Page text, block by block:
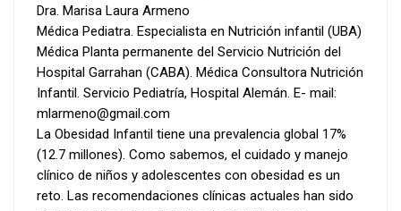
Dra. Marisa Laura Armeno
Médica Pediatra. Especialista en Nutrición infantil (UBA)
Médica Planta permanente del Servicio Nutrición del
Hospital Garrahan (CABA). Médica Consultora Nutrición
Infantil. Servicio Pediatría, Hospital Alemán. E- mail:
mlarmeno@gmail.com
La Obesidad Infantil tiene una prevalencia global 17%
(12.7 millones). Como sabemos, el cuidado y manejo
clínico de niños y adolescentes con obesidad es un
reto. Las recomendaciones clínicas actuales han sido